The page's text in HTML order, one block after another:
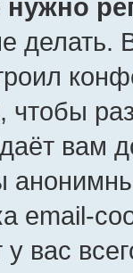
делать.
чтобы
вам
email-
у вас